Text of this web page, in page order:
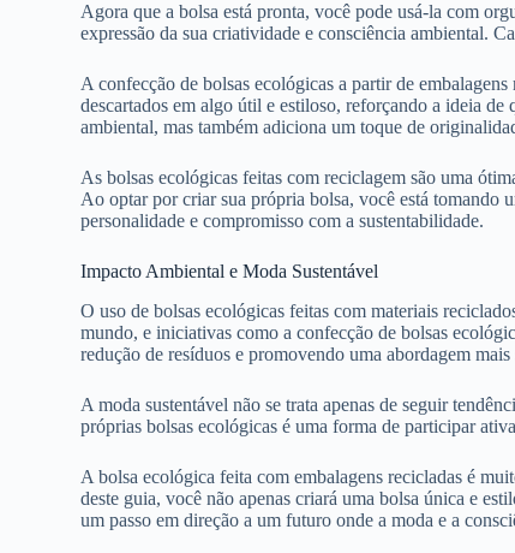
Agora que a bolsa está pronta, você pode usá-la com
expressão da sua criatividade e consciência ambiental.
A confecção de bolsas ecológicas a partir de
descartados em algo útil e estiloso, reforçando a ideia
ambiental, mas também adiciona um toque de
As bolsas ecológicas feitas com reciclagem são uma
Ao optar por criar sua própria bolsa, você está tomando
personalidade e compromisso com a sustentabilidade.
Impacto Ambiental e Moda Sustentável
O uso de bolsas ecológicas feitas com materiais
mundo, e iniciativas como a confecção de bolsas
redução de resíduos e promovendo uma abordagem
A moda sustentável não se trata apenas de seguir
próprias bolsas ecológicas é uma forma de participar
A bolsa ecológica feita com embalagens recicladas é
deste guia, você não apenas criará uma bolsa única e
um passo em direção a um futuro onde a moda e a